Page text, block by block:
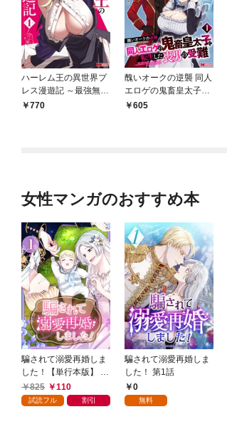
ハーレム王の異世界プ
レス漫遊記 ～最強無双
のおじさんはあらゆる
770
醜いオークの逆襲 同人
エロゲの鬼畜皇太子に
転生した喪男の受難
605
女性マンガのおすすめ本
騙されて溺愛再婚しま
した！【単行本版】 1
巻825 110
試読フル 割引
騙されて溺愛再婚しま
した！ 第1話
0
無料